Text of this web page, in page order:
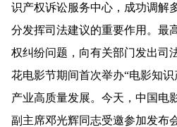
识产权诉讼服务中心，成功调解
分发挥司法建议的重要作用。最
权纠纷问题，向有关部门发出司
花电影节期间首次举办“电影知
产业高质量发展。今天，中国电
副主席邓光辉同志受邀参加发布